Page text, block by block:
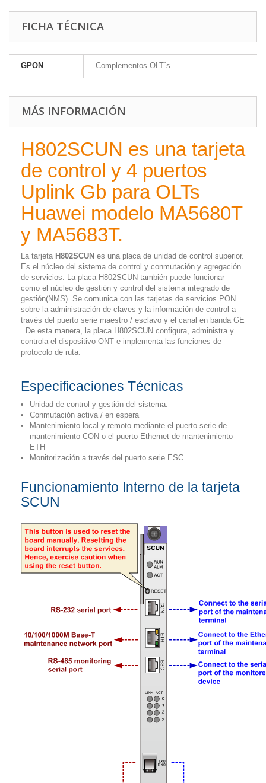
FICHA TÉCNICA
GPON Complementos OLT´s
MÁS INFORMACIÓN
H802SCUN es una tarjeta
de control y 4 puertos
Uplink Gb para OLTs
Huawei modelo MA5680T
y MA5683T.
La tarjeta H802SCUN es una placa de unidad de control superior.
Es el núcleo del sistema de control y conmutación y agregación
de servicios. La placa H802SCUN también puede funcionar
como el núcleo de gestión y control del sistema integrado de
gestión(NMS). Se comunica con las tarjetas de servicios PON
sobre la administración de claves y la información de control a
través del puerto serie maestro / esclavo y el canal en banda GE
. De esta manera, la placa H802SCUN configura, administra y
controla el dispositivo ONT e implementa las funciones de
protocolo de ruta.
Especificaciones Técnicas
Unidad de control y gestión del sistema.
Conmutación activa / en espera
Mantenimiento local y remoto mediante el puerto serie de
mantenimiento CON o el puerto Ethernet de mantenimiento
ETH
Monitorización a través del puerto serie ESC.
Funcionamiento Interno de la tarjeta
SCUN